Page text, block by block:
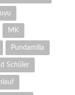
MK
Pundamilia
Schüler